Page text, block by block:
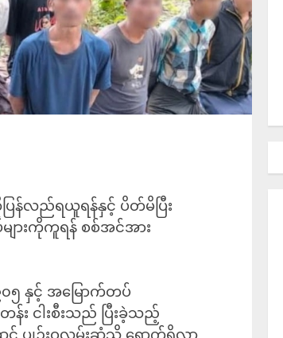
ြန်လည်ရယူရန်နှင့် ပိတ်မိပြီး
ျားကိုကူရန် စစ်အင်အား
၅ နှင့် အမြောက်တပ်
း ငါးစီးသည် ‎ပြီးခဲ့သည့်
ပျဉ်းဝလမ်းဆုံသို့ ရောက်ရှိလာ